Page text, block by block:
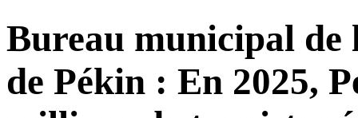
Bureau municipal
de Pékin : En 2025,